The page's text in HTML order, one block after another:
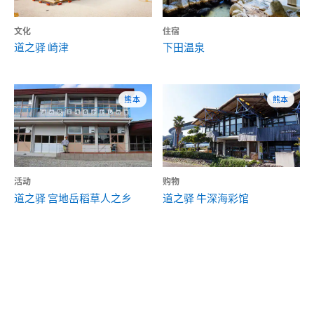
文化
道之驿 崎津
住宿
下田温泉
熊本
活动
道之驿 宫地岳稻草人之乡
熊本
购物
道之驿 牛深海彩馆